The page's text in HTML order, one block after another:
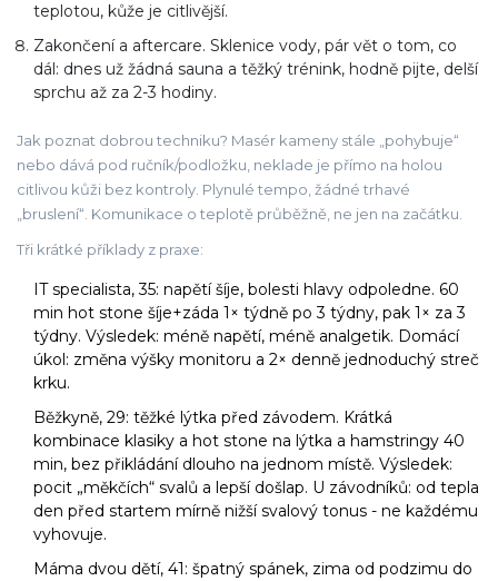
teplotou, kůže je citlivější.
Zakončení a aftercare. Sklenice vody, pár vět o tom, co
dál: dnes už žádná sauna a těžký trénink, hodně pijte, delší
sprchu až za 2-3 hodiny.
Jak poznat dobrou techniku? Masér kameny stále „pohybuje“
nebo dává pod ručník/podložku, neklade je přímo na holou
citlivou kůži bez kontroly. Plynulé tempo, žádné trhavé
„bruslení“. Komunikace o teplotě průběžně, ne jen na začátku.
Tři krátké příklady z praxe:
IT specialista, 35: napětí šíje, bolesti hlavy odpoledne. 60
min hot stone šíje+záda 1× týdně po 3 týdny, pak 1× za 3
týdny. Výsledek: méně napětí, méně analgetik. Domácí
úkol: změna výšky monitoru a 2× denně jednoduchý streč
krku.
Běžkyně, 29: těžké lýtka před závodem. Krátká
kombinace klasiky a hot stone na lýtka a hamstringy 40
min, bez přikládání dlouho na jednom místě. Výsledek:
pocit „měkčích“ svalů a lepší došlap. U závodníků: od tepla
den před startem mírně nižší svalový tonus - ne každému
vyhovuje.
Máma dvou dětí, 41: špatný spánek, zima od podzimu do